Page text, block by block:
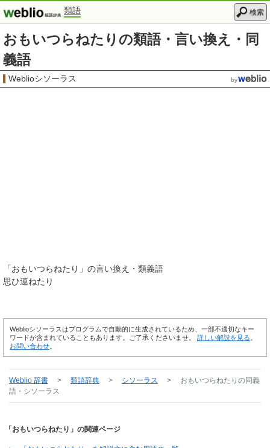
類語 検索
おもいつらねたりの類語・言い換え・同
義語
Weblioシソーラス
「おもいつらねたり 」の言い換え・類義語
思ひ連ねたり
Weblioシソーラスはプログラムで自動的に生成されているため、一部不適切なキー
ワードが含まれていることもあります。ご了承くださいませ。 詳しい解説を見る
お問い合わせ
Weblio 辞書 > 類語辞典 > シソーラス > おもいつらねたり の同義
語・シソーラス
「おもいつらねたり」の関連ページ